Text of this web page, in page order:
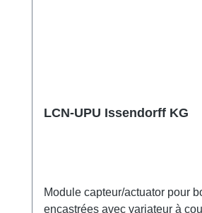
LCN-UPU Issendorff KG
Module capteur/actuator pour
encastrées avec variateur à